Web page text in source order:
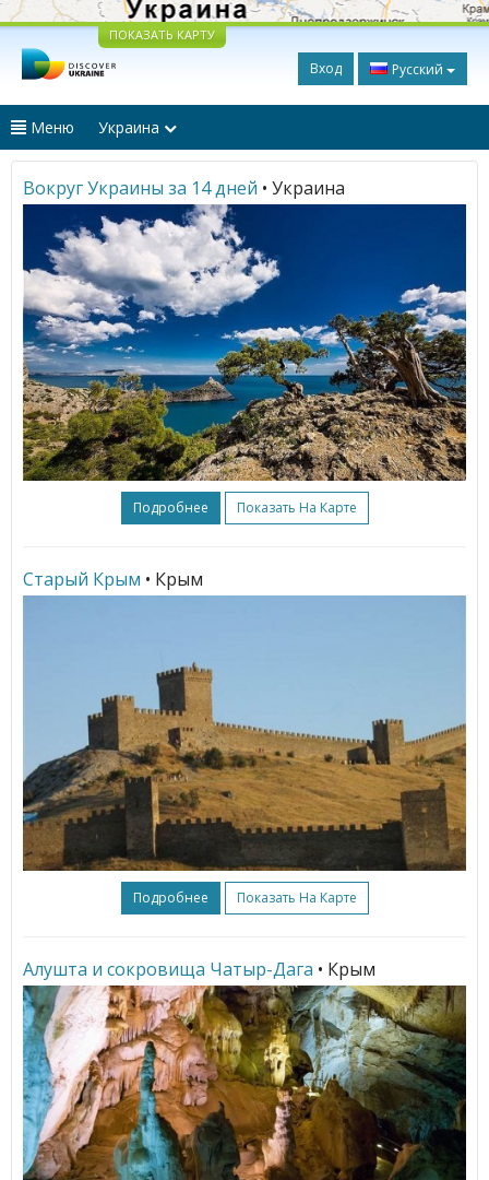
ПОКАЗАТЬ КАРТУ
Вход Русский
Меню Украина
Вокруг Украины за 14 дней • Украина
Подробнее Показать На Карте
Старый Крым • Крым
Подробнее Показать На Карте
Алушта и сокровища Чатыр-Дага • Крым